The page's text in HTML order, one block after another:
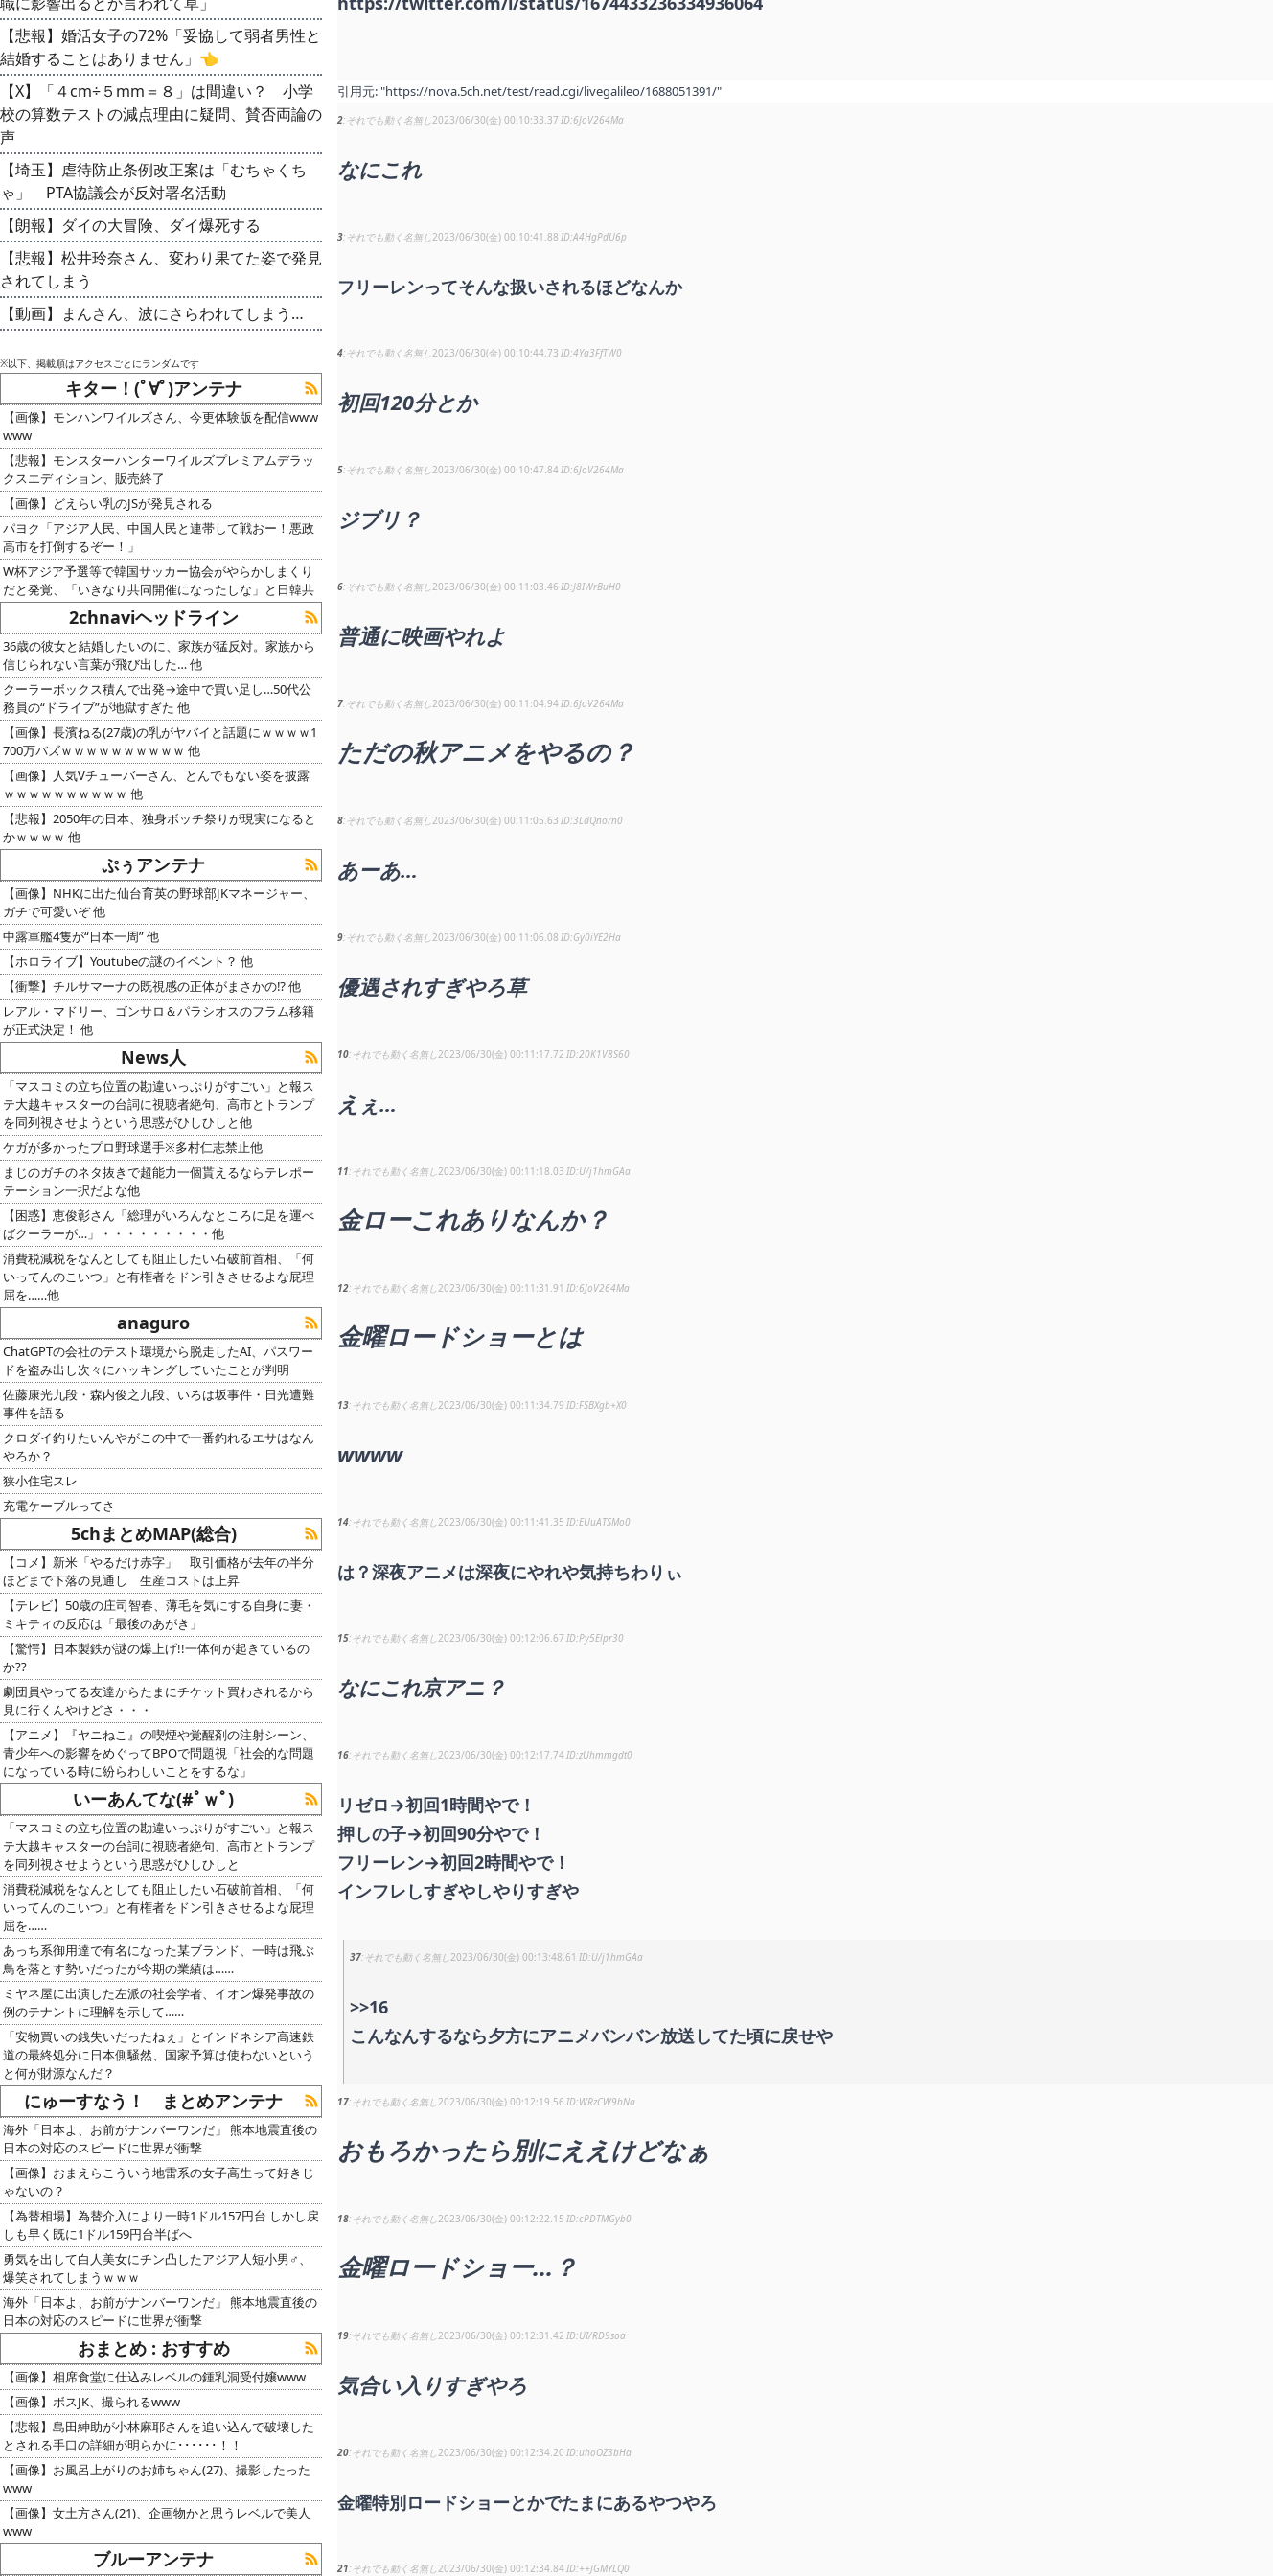
引用元: "https://nova.5ch.net/test/read.cgi/livegalileo/1688051391/"
2 それでも動く名無し2023/06/30(金) 00:10:33.37 6JoV264Ma
なにこれ
3 それでも動く名無し2023/06/30(金) 00:10:41.88 A4HgPdU6p
フリーレンってそんな扱いされるほどなんか
4 それでも動く名無し2023/06/30(金) 00:10:44.73 4Ya3FfTW0
初回120分とか
5 それでも動く名無し2023/06/30(金) 00:10:47.84 6JoV264Ma
ジブリ？
6 それでも動く名無し2023/06/30(金) 00:11:03.46 J8IWrBuH0
普通に映画やれよ
7 それでも動く名無し2023/06/30(金) 00:11:04.94 6JoV264Ma
ただの秋アニメをやるの？
8 それでも動く名無し2023/06/30(金) 00:11:05.63 3LdQnorn0
あーあ…
9 それでも動く名無し2023/06/30(金) 00:11:06.08 Gy0iYE2Ha
優遇されすぎやろ草
10 それでも動く名無し2023/06/30(金) 00:11:17.72 20K1V8S60
えぇ…
11 それでも動く名無し2023/06/30(金) 00:11:18.03 U/j1hmGAa
金ローこれありなんか？
12 それでも動く名無し2023/06/30(金) 00:11:31.91 6JoV264Ma
金曜ロードショーとは
13 それでも動く名無し2023/06/30(金) 00:11:34.79 FSBXgb+X0
wwww
14 それでも動く名無し2023/06/30(金) 00:11:41.35 EUuATSMo0
は？深夜アニメは深夜にやれや気持ちわりぃ
15 それでも動く名無し2023/06/30(金) 00:12:06.67 Py5Elpr30
なにこれ京アニ？
16 それでも動く名無し2023/06/30(金) 00:12:17.74 zUhmmgdt0
リゼロ→初回1時間やで！
押しの子→初回90分やで！
フリーレン→初回2時間やで！
インフレしすぎやしやりすぎや
37 それでも動く名無し2023/06/30(金) 00:13:48.61 U/j1hmGAa
>>16
こんなんするなら夕方にアニメバンバン放送してた頃に戻せや
17 それでも動く名無し2023/06/30(金) 00:12:19.56 WRzCW9bNa
おもろかったら別にええけどなぁ
18 それでも動く名無し2023/06/30(金) 00:12:22.15 cPDTMGyb0
金曜ロードショー...？
19 それでも動く名無し2023/06/30(金) 00:12:31.42 UI/RD9soa
気合い入りすぎやろ
20 それでも動く名無し2023/06/30(金) 00:12:34.20 uhoOZ3bHa
金曜特別ロードショーとかでたまにあるやつやろ
21 それでも動く名無し2023/06/30(金) 00:12:34.84 ++JGMYLQ0
【悲報】婚活女子の72%「妥協して弱者男性と
結婚することはありません」👈
【X】「４cm÷５mm＝８」は間違い？ 小学
校の算数テストの減点理由に疑問、賛否両論の
声
【埼玉】虐待防止条例改正案は「むちゃくち
ゃ」 PTA協議会が反対署名活動
【朗報】ダイの大冒険、ダイ爆死する
【悲報】松井玲奈さん、変わり果てた姿で発見
されてしまう
【動画】まんさん、波にさらわれてしまう…
※以下、掲載順はアクセスごとにランダムです
キター！(ﾟ∀ﾟ)アンテナ
【画像】モンハンワイルズさん、今更体験版を配信www
www
【悲報】モンスターハンターワイルズプレミアムデラッ
クスエディション、販売終了
【画像】どえらい乳のJSが発見される
パヨク「アジア人民、中国人民と連帯して戦おー！悪政
高市を打倒するぞー！」
W杯アジア予選等で韓国サッカー協会がやらかしまくり
だと発覚、「いきなり共同開催になったしな」と日韓共
2chnaviヘッドライン
36歳の彼女と結婚したいのに、家族が猛反対。家族から
信じられない言葉が飛び出した… 他
クーラーボックス積んで出発→途中で買い足し…50代公
務員の“ドライブ”が地獄すぎた 他
【画像】長濱ねる(27歳)の乳がヤバイと話題にｗｗｗｗ1
700万バズｗｗｗｗｗｗｗｗｗｗ 他
【画像】人気Vチューバーさん、とんでもない姿を披露
ｗｗｗｗｗｗｗｗｗｗ 他
【悲報】2050年の日本、独身ボッチ祭りが現実になると
かｗｗｗｗ 他
ぷぅアンテナ
【画像】NHKに出た仙台育英の野球部JKマネージャー、
ガチで可愛いぞ 他
中露軍艦4隻が“日本一周” 他
【ホロライブ】Youtubeの謎のイベント？ 他
【衝撃】チルサマーナの既視感の正体がまさかの⁉️ 他
レアル・マドリー、ゴンサロ＆パラシオスのフラム移籍
が正式決定！ 他
News人
「マスコミの立ち位置の勘違いっぷりがすごい」と報ス
テ大越キャスターの台詞に視聴者絶句、高市とトランプ
を同列視させようという思惑がひしひしと他
ケガが多かったプロ野球選手※多村仁志禁止他
まじのガチのネタ抜きで超能力一個貰えるならテレポー
テーション一択だよな他
【困惑】恵俊彰さん「総理がいろんなところに足を運べ
ばクーラーが…」・・・・・・・・・他
消費税減税をなんとしても阻止したい石破前首相、「何
いってんのこいつ」と有権者をドン引きさせるよな屁理
屈を……他
anaguro
ChatGPTの会社のテスト環境から脱走したAI、パスワー
ドを盗み出し次々にハッキングしていたことが判明
佐藤康光九段・森内俊之九段、いろは坂事件・日光遭難
事件を語る
クロダイ釣りたいんやがこの中で一番釣れるエサはなん
やろか？
狭小住宅スレ
充電ケーブルってさ
5chまとめMAP(総合)
【コメ】新米「やるだけ赤字」 取引価格が去年の半分
ほどまで下落の見通し 生産コストは上昇
【テレビ】50歳の庄司智春、薄毛を気にする自身に妻・
ミキティの反応は「最後のあがき」
【驚愕】日本製鉄が謎の爆上げ!!一体何が起きているの
か??
劇団員やってる友達からたまにチケット買わされるから
見に行くんやけどさ・・・
【アニメ】『ヤニねこ』の喫煙や覚醒剤の注射シーン、
青少年への影響をめぐってBPOで問題視「社会的な問題
になっている時に紛らわしいことをするな」
いーあんてな(#ﾟｗﾟ)
「マスコミの立ち位置の勘違いっぷりがすごい」と報ス
テ大越キャスターの台詞に視聴者絶句、高市とトランプ
を同列視させようという思惑がひしひしと
消費税減税をなんとしても阻止したい石破前首相、「何
いってんのこいつ」と有権者をドン引きさせるよな屁理
屈を……
あっち系御用達で有名になった某ブランド、一時は飛ぶ
鳥を落とす勢いだったが今期の業績は……
ミヤネ屋に出演した左派の社会学者、イオン爆発事故の
例のテナントに理解を示して……
「安物買いの銭失いだったねぇ」とインドネシア高速鉄
道の最終処分に日本側騒然、国家予算は使わないという
と何が財源なんだ？
にゅーすなう！ まとめアンテナ
海外「日本よ、お前がナンバーワンだ」 熊本地震直後の
日本の対応のスピードに世界が衝撃
【画像】おまえらこういう地雷系の女子高生って好きじ
ゃないの？
【為替相場】為替介入により一時1ドル157円台 しかし戻
しも早く既に1ドル159円台半ばへ
勇気を出して白人美女にチン凸したアジア人短小男♂、
爆笑されてしまうｗｗｗ
海外「日本よ、お前がナンバーワンだ」 熊本地震直後の
日本の対応のスピードに世界が衝撃
おまとめ : おすすめ
【画像】相席食堂に仕込みレベルの鍾乳洞受付嬢www
【画像】ボスJK、撮られるwww
【悲報】島田紳助が小林麻耶さんを追い込んで破壊した
とされる手口の詳細が明らかに･･････！！
【画像】お風呂上がりのお姉ちゃん(27)、撮影したった
www
【画像】女土方さん(21)、企画物かと思うレベルで美人
www
ブルーアンテナ